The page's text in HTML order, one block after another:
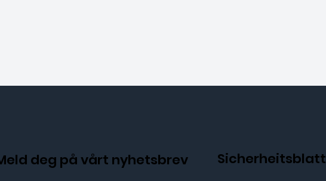
Sicherheitsblatt
deg på vårt nyhetsbrev